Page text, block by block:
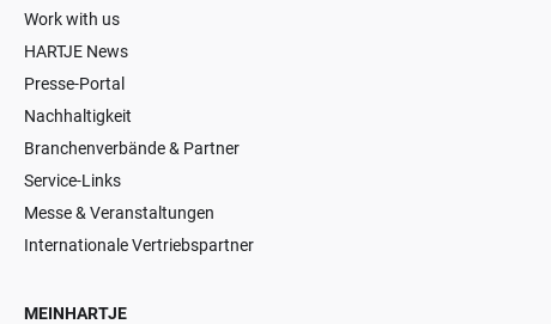
Work with us
HARTJE News
Presse-Portal
Nachhaltigkeit
Branchenverbände & Partner
Service-Links
Messe & Veranstaltungen
Internationale Vertriebspartner
MEINHARTJE